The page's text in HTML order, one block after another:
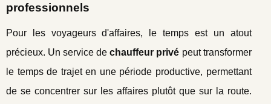
professionnels
Pour les voyageurs d'affaires, le temps est un atout
précieux. Un service dechauffeur privé peut transformer
le temps de trajet en une période productive, permettant
de se concentrer sur les affaires plutôt que sur la route.